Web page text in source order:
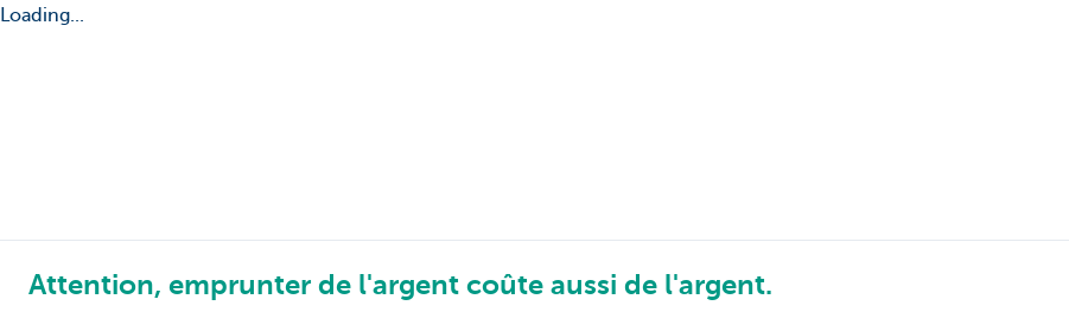
Loading...
Attention, emprunter de l'argent coûte aussi de l'argent.